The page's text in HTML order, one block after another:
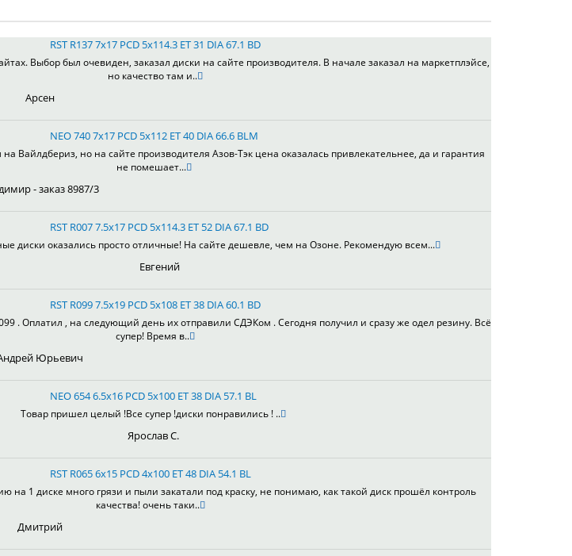
RST R137 7x17 PCD 5x114.3 ET 31 DIA 67.1 BD
Выбор был очевиден, заказал диски на сайте производителя. В начале заказал на маркетплэйсе,
но качество там и..
Арсен
NEO 740 7x17 PCD 5x112 ET 40 DIA 66.6 BLM
Вайлдбериз, но на сайте производителя Азов-Тэк цена оказалась привлекательнее, да и гарантия
не помешает...
- заказ 8987/3
RST R007 7.5x17 PCD 5x114.3 ET 52 DIA 67.1 BD
диски оказались просто отличные! На сайте дешевле, чем на Озоне. Рекомендую всем...
Евгений
RST R099 7.5x19 PCD 5x108 ET 38 DIA 60.1 BD
. Оплатил , на следующий день их отправили СДЭКом . Сегодня получил и сразу же одел резину. Всё
супер! Время в..
Юрьевич
NEO 654 6.5x16 PCD 5x100 ET 38 DIA 57.1 BL
Товар пришел целый !Все супер !диски понравились ! ..
Ярослав С.
RST R065 6x15 PCD 4x100 ET 48 DIA 54.1 BL
на 1 диске много грязи и пыли закатали под краску, не понимаю, как такой диск прошёл контроль
качества! очень таки..
Дмитрий